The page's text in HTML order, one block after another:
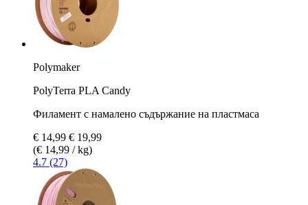
Polymaker
PolyTerra PLA Candy
Филамент с намалено съдържание на пластмаса
€ 14,99 € 19,99
(€ 14,99 / kg)
4.7 (27)